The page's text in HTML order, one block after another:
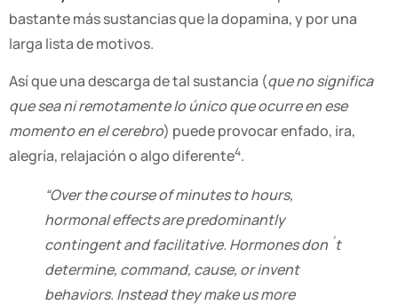
bastante más sustancias que la dopamina, y por una
larga lista de motivos.
Así que una descarga de tal sustancia (que no significa
que sea ni remotamente lo único que ocurre en ese
momento en el cerebro) puede provocar enfado, ira,
alegría, relajación o algo diferente4.
“Over the course of minutes to hours,
hormonal effects are predominantly
contingent and facilitative. Hormones don´t
determine, command, cause, or invent
behaviors. Instead they make us more